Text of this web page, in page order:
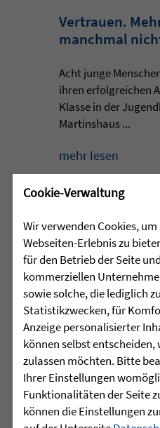
Vertrauen.
manchmal
Acht junge
ihren erfolgreichen
Klasse in der
Martinshaus ...
mehr lesen
29.07.2026 |• HÖR-
Projektwoche
neu“ und 25
Im Mai stand an der
Biberach alles im
und Klimaschutzes.
„Aus alt mach neu“
die Schülerinnen
Rahmen einer
Cookie-Verwaltung
Wir verwenden Cookies,
Webseiten-Erlebnis zu
für den Betrieb der Seite
kommerziellen
sowie solche, die lediglich
Statistikzwecken, für
Anzeige personalisierter
können selbst entscheiden,
zulassen möchten. Bitte
Ihrer Einstellungen
Funktionalitäten der Seite
können die Einstellungen